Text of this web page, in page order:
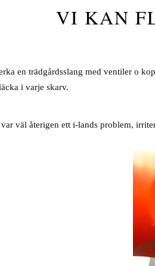
VI KAN
en trädgårdsslang med ventiler o
i varje skarv.
väl återigen ett i-lands problem,